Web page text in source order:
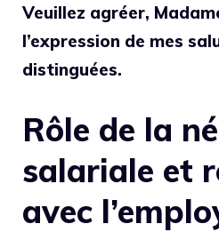
Veuillez agréer,
l’expression de mes
distinguées.
Rôle de la
salariale et
avec